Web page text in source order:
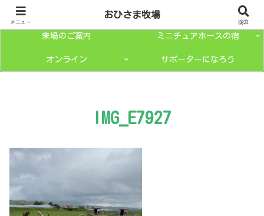
ミニチュアホースとは？
来場のご案内 ミニチュアホースの宿
オンライン サポーターになろう
IMG_E7927
メニュー
おひさま牧場
検索